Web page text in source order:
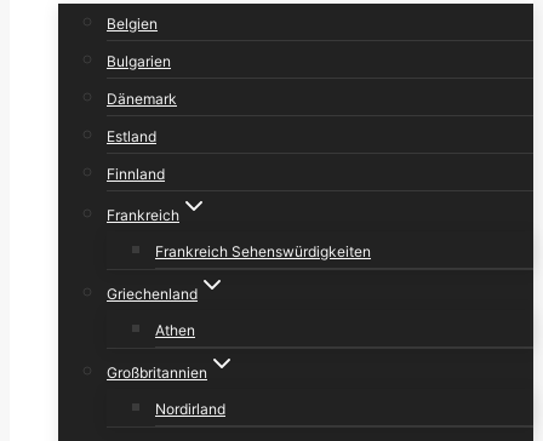
Belgien
Bulgarien
Dänemark
Estland
Finnland
Frankreich
Frankreich Sehenswürdigkeiten
Griechenland
Athen
Großbritannien
Nordirland